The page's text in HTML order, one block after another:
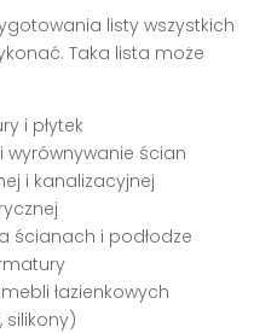
listy wszystkich
Taka lista może
i płytek
wyrównywanie ścian
i kanalizacyjnej
ścianach i podłodze
łazienkowych
silikony)